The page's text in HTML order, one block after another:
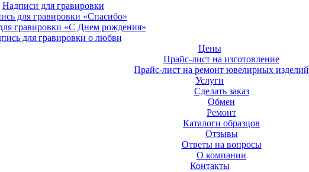
Надписи для гравировки
для гравировки «Спасибо»
гравировки «С Днем рождения»
для гравировки о любви
Цены
Прайс-лист на изготовление
Прайс-лист на ремонт ювелирных изделий
Услуги
Сделать заказ
Обмен
Ремонт
Каталоги образцов
Отзывы
Ответы на вопросы
О компании
Контакты